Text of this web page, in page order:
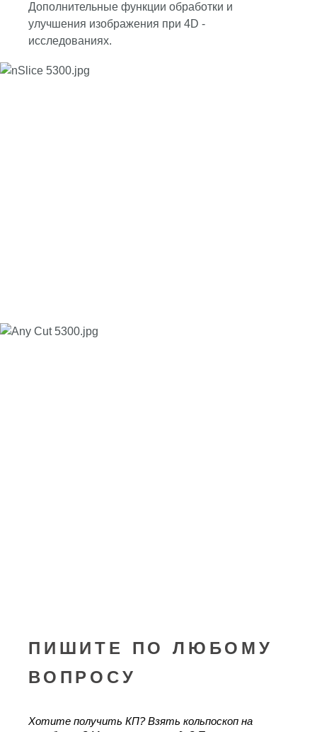
Дополнительные функции обработки и
улучшения изображения при 4D -
исследованиях.
ПИШИТЕ ПО ЛЮБОМУ
ВОПРОСУ
Хотите получить КП? Взять кольпоскоп на